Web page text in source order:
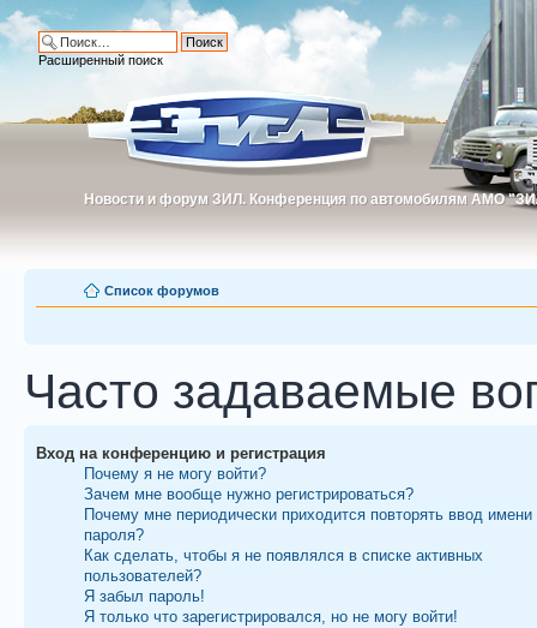
Новости и форум ЗИЛ. Конференция по автомобилям АМО
Новости и форум ЗИЛ. Конференция по автомобилям АМО
Расширенный поиск
Список форумов
Часто задаваемые
Вход на конференцию и регистрация
Почему я не могу войти?
Зачем мне вообще нужно регистрироваться?
Почему мне периодически приходится повторять ввод имени
пароля?
Как сделать, чтобы я не появлялся в списке активных
пользователей?
Я забыл пароль!
Я только что зарегистрировался, но не могу войти!